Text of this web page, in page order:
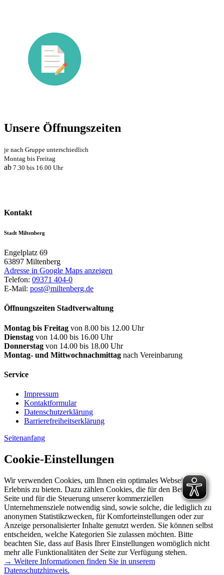
Unsere Öffnungszeiten
je nach Gruppe unterschiedlich
Montag bis Freitag
ab 7.30 bis 16.00 Uhr
Kontakt
Stadt Miltenberg
Engelplatz 69
63897 Miltenberg
Adresse in Google Maps anzeigen
Telefon: 09371 404-0
E-Mail: post@miltenberg.de
Öffnungszeiten Stadtverwaltung
Montag bis Freitag von 8.00 bis 12.00 Uhr
Dienstag von 14.00 bis 16.00 Uhr
Donnerstag von 14.00 bis 18.00 Uhr
Montag- und Mittwochnachmittag nach Vereinbarung
Service
Impressum
Kontaktformular
Datenschutzerklärung
Barrierefreiheitserklärung
Seitenanfang
Cookie-Einstellungen
Wir verwenden Cookies, um Ihnen ein optimales Webseiten-
Erlebnis zu bieten. Dazu zählen Cookies, die für den Betrieb der
Seite und für die Steuerung unserer kommerziellen
Unternehmensziele notwendig sind, sowie solche, die lediglich zu
anonymen Statistikzwecken, für Komforteinstellungen oder zur
Anzeige personalisierter Inhalte genutzt werden. Sie können selbst
entscheiden, welche Kategorien Sie zulassen möchten. Bitte
beachten Sie, dass auf Basis Ihrer Einstellungen womöglich nicht
mehr alle Funktionalitäten der Seite zur Verfügung stehen.
→ Weitere Informationen finden Sie in unserem
Datenschutzhinweis.